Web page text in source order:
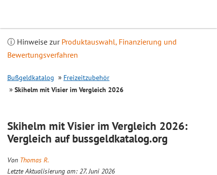
ⓘ Hinweise zur Produktauswahl, Finanzierung und
Bewertungsverfahren
Bußgeldkatalog
Freizeitzubehör
Skihelm mit Visier im Vergleich 2026
Skihelm mit Visier im Vergleich 2026:
Vergleich auf bussgeldkatalog.org
Von Thomas R.
Letzte Aktualisierung am: 27. Juni 2026